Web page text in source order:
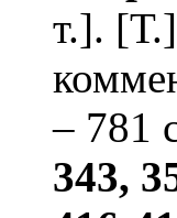
т.].
– 781
343,